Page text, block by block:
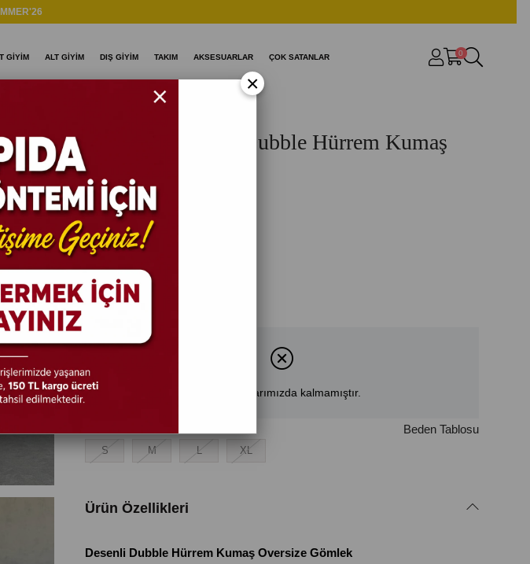
GİYİM ALT GİYİM DIŞ GİYİM TAKIM AKSESUARLAR ÇOK SATANLAR 0
GM9091 Desenli Dubble Hürrem Kumaş
Oversize Gömlek
Stok Kodu (GM9091)
₺1.099,90
Ürün stoklarımızda kalmamıştır.
S M L XL
Beden Tablosu
Ürün Özellikleri
Desenli Dubble Hürrem Kumaş Oversize Gömlek
×